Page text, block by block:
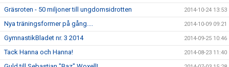
Gräsroten - 50 miljoner till ungdomsidrotten 2014-10-24 13:53
Nya träningsformer på gång.... 2014-10-09 09:21
GymnastikBladet nr. 3 2014 2014-09-25 10:46
Tack Hanna och Hanna! 2014-08-23 11:40